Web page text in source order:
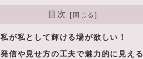
目次
私が私として輝ける場が欲しい！
発信や見せ方の工夫で魅力的に見える